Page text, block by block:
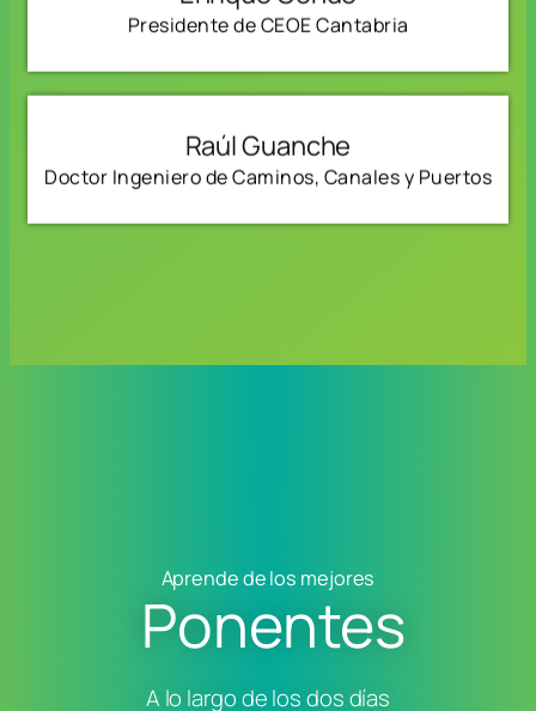
Presidente de CEOE Cantabria
Raúl Guanche
Doctor Ingeniero de Caminos, Canales y Puertos
Aprende de los mejores
Ponentes
A lo largo de los dos días